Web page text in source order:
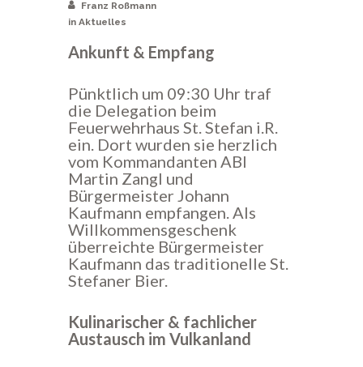
Franz Roßmann
in Aktuelles
Ankunft & Empfang
Pünktlich um 09:30 Uhr traf
die Delegation beim
Feuerwehrhaus St. Stefan i.R.
ein. Dort wurden sie herzlich
vom Kommandanten ABI
Martin Zangl und
Bürgermeister Johann
Kaufmann empfangen. Als
Willkommensgeschenk
überreichte Bürgermeister
Kaufmann das traditionelle St.
Stefaner Bier.
Kulinarischer & fachlicher
Austausch im Vulkanland